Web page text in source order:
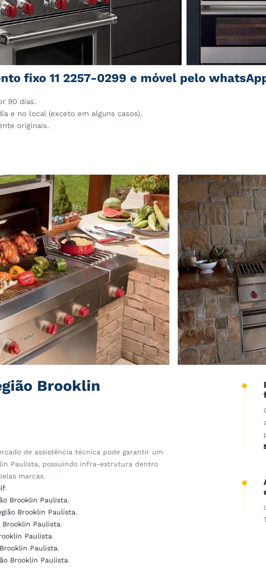
fixo 11 2257-0299 e móvel pelo
90 dias.
e no local (exceto em alguns casos).
originais.
Brooklin
de assistência técnica pode garantir um
Paulista, possuindo infra-estrutura dentro
marcas.
.
Brooklin Paulista.
Brooklin Paulista.
Brooklin Paulista.
Paulista.
Paulista.
Brooklin Paulista.